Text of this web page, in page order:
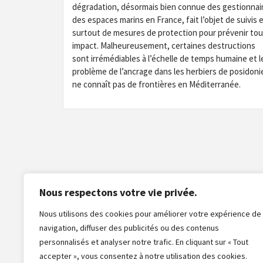
Nous respectons votre vie privée.
Nous utilisons des cookies pour améliorer votre expérience de
navigation, diffuser des publicités ou des contenus
personnalisés et analyser notre trafic. En cliquant sur « Tout
accepter », vous consentez à notre utilisation des cookies.
dégradation, désormais bien connue des
des espaces marins en France, fait l’objet de suivis
surtout de mesures de protection pour prévenir
impact. Malheureusement, certaines destructions
sont irrémédiables à l’échelle de temps humaine et
problème de l’ancrage dans les herbiers de
ne connaît pas de frontières en Méditerranée.